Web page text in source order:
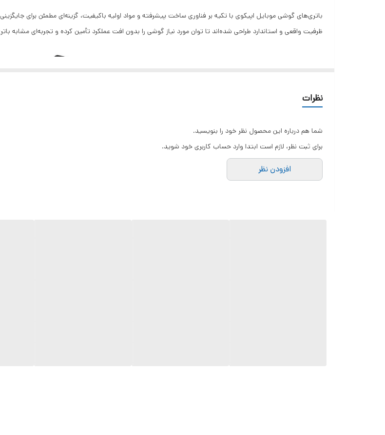
باتری‌های گوشی موبایل اپیکوی با تکیه بر فناوری ساخت پیشرفته و مواد اولیه باکیفیت، گزینه‌ای مطمئن برای
ظرفیت واقعی و استاندارد طراحی شده‌اند تا توان مورد نیاز گوشی را بدون افت عملکرد تأمین کرده و تجربه‌ای مشابه
نظرات
شما هم درباره این محصول نظر خود را بنویسید.
برای ثبت نظر، لازم است ابتدا وارد حساب کاربری خود شوید.
افزودن نظر